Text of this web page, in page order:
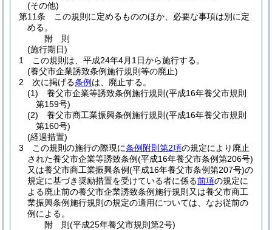
(その他)
第11条
この規則に定めるもののほか、必要な事項は別に定
める。
附 則
(施行期日)
1
この規則は、平成24年4月1日から施行する。
(養父市企業誘致条例施行規則等の廃止)
2
次に掲げる条例 は、廃止する。
(1)
養父市企業等誘致条例施行規則 (平成16年養父市規則
第159号)
(2)
養父市商工業振興条例施行規則 (平成16年養父市規則
第160号)
(経過措置)
3
この規則の施行の際現に条例附則第2項の規定により廃止
された養父市企業等誘致条例(平成16年養父市条例第206号)
又は養父市商工業振興条例(平成16年養父市条例第207号)の
規定に基づき奨励措置を受けている者に係る前項の規定に
よる廃止前の養父市企業誘致条例施行規則又は養父市商工
業振興条例施行規則の規定の適用については、なお従前の
例による。
附 則(平成25年養父市規則第2号)